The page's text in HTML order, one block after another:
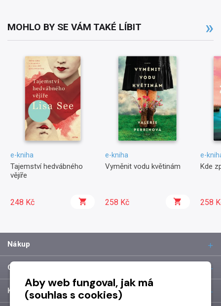
MOHLO BY SE VÁM TAKÉ LÍBIT
e-kniha
Tajemství hedvábného
vějíře
248 Kč
e-kniha
Vyměnit vodu květinám
258 Kč
e-
Kde
258
Nákup
O společnosti
Kontakt
Aby web fungoval, jak má
(souhlas s cookies)